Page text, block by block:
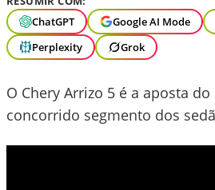
ChatGPT
Google AI Mode
Perplexity
Grok
O Chery Arrizo 5 é a aposta
concorrido segmento dos